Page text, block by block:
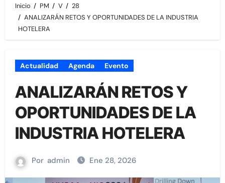
Inicio PM V
28
ANALIZARÁN RETOS Y OPORTUNIDADES DE LA INDUSTRIA
HOTELERA
Actualidad Agenda Evento
ANALIZARÁN RETOS Y
OPORTUNIDADES DE LA
INDUSTRIA HOTELERA
Por admin Ene 28, 2026